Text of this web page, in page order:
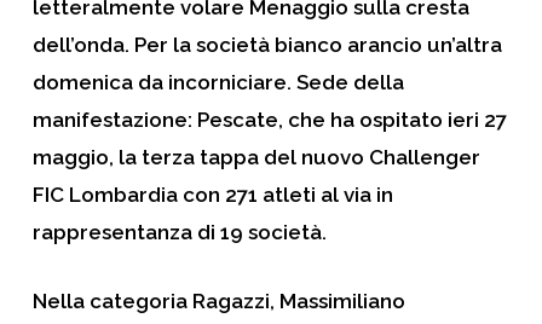
letteralmente volare Menaggio sulla cresta
dell’onda. Per la società bianco arancio un’altra
domenica da incorniciare. Sede della
manifestazione: Pescate, che ha ospitato ieri 27
maggio, la terza tappa del nuovo Challenger
FIC Lombardia con 271 atleti al via in
rappresentanza di 19 società.
Nella categoria Ragazzi, Massimiliano